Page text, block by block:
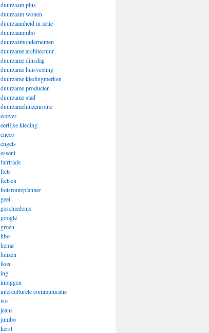
duurzaam plus
duurzaam wonen
duurzaamheid in actie
duurzaammbo
duurzaamondernemen
duurzame architectuur
duurzame dinsdag
duurzame huisvesting
duurzame kledingmerken
duurzame producten
duurzame stad
duurzamehuizenroute
ecover
eerlijke kleding
eneco
engels
essent
fairtrade
fiets
fietsen
fietsrouteplanner
geel
geschiedenis
google
groen
hbo
hema
huizen
ikea
ing
inloggen
interculturele communicatie
iso
jeans
jumbo
kerst